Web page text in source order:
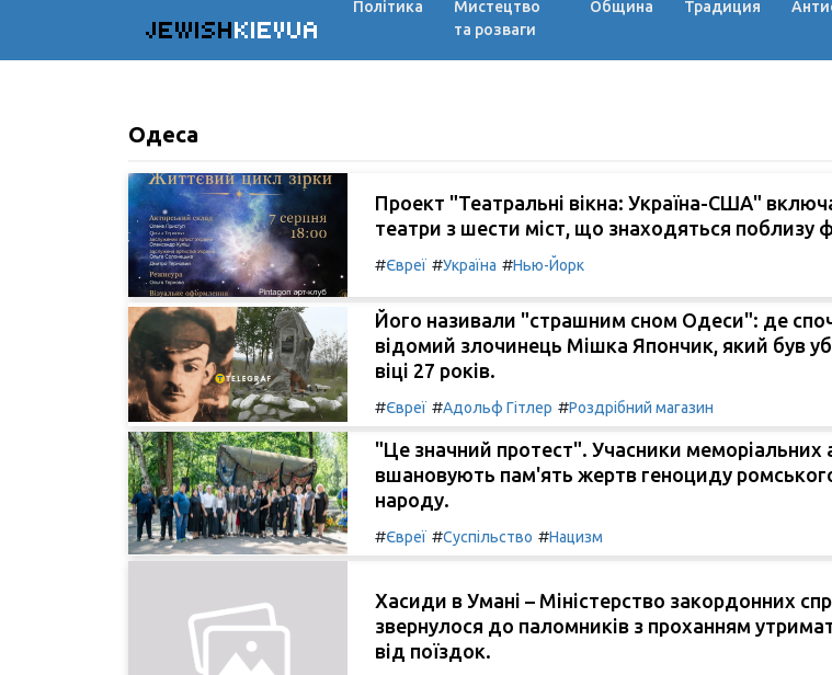
JEWISHKIEVUA
Політика
Мистецтво
та розваги
Община Традиция
Одеса
Проект "Театральні вікна: Україна-США"
театри з шести міст, що знаходяться поблизу
#Євреї #Україна #Нью-Йорк
Його називали "страшним сном Одеси": де
відомий злочинець Мішка Япончик, який був
віці 27 років.
#Євреї #Адольф Гітлер #Роздрібний магазин
"Це значний протест". Учасники меморіальних
вшановують пам'ять жертв геноциду
народу.
#Євреї #Суспільство #Нацизм
Хасиди в Умані – Міністерство закордонних
звернулося до паломників з проханням
від поїздок.